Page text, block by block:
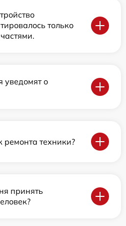
только
уведомят о
ремонта техники?
принять